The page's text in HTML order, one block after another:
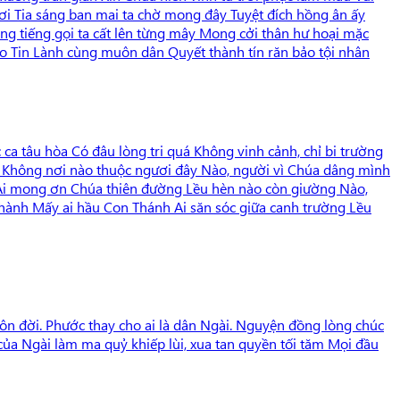
Tia sáng ban mai ta chờ mong đây Tuyệt đích hồng ân ấy
tiếng gọi ta cất lên từng mây Mong cởi thân hư hoại mặc
Lành cùng muôn dân Quyết thành tín răn bảo tội nhân
tâu hòa Có đâu lòng tri quá Không vinh cảnh, chỉ bi trường
nơi nào thuộc ngươi đây Nào, người vì Chúa dâng mình
mong ơn Chúa thiên đường Lều hèn nào còn giường Nào,
Mấy ai hầu Con Thánh Ai săn sóc giữa canh trường Lều
đời. Phước thay cho ai là dân Ngài. Nguyện đồng lòng chúc
Ngài làm ma quỷ khiếp lùi, xua tan quyền tối tăm Mọi đầu